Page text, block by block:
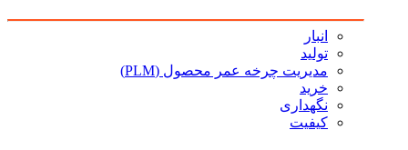
انبار
تولید
مدیریت چرخه عمر محصول (PLM)
خرید
نگهداری
کیفیت